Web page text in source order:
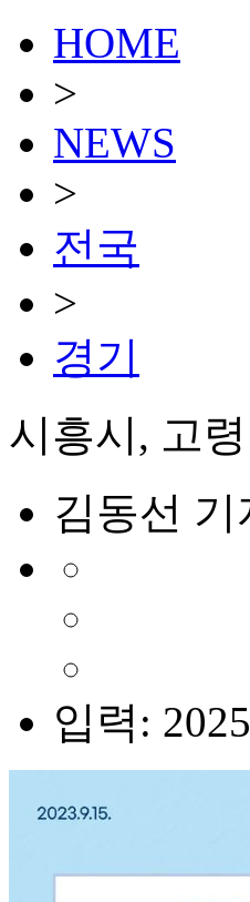
HOME
>
NEWS
>
전국
>
경기
시흥시, 고
김동선 기
입력: